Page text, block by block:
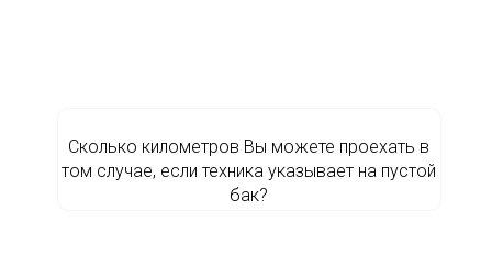
Сколько километров Вы можете проехать в
том случае, если техника указывает на пустой
бак?